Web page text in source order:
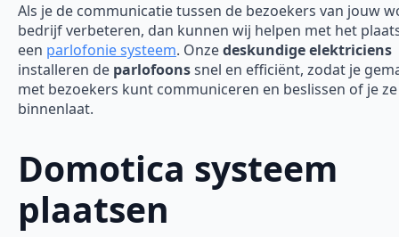
Als je de communicatie tussen de bezoekers van jouw
bedrijf verbeteren, dan kunnen wij helpen met het
een parlofonie systeem. Onzedeskundige elektriciens
installeren de parlofoonssnel en efficiënt, zodat je
met bezoekers kunt communiceren en beslissen of je ze
binnenlaat.
Domotica systeem
plaatsen